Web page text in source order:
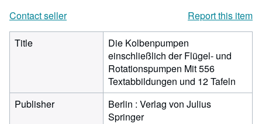
Contact seller
Report this item
Title
Die Kolbenpumpen
einschließlich der Flügel- und
Rotationspumpen Mit 556
Textabbildungen und 12 Tafeln
Publisher
Berlin : Verlag von Julius
Springer